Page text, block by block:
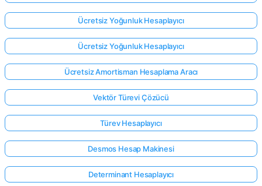
Buradan
yap!
Ücretsiz Yoğunluk Hesaplayıcı
Ücretsiz Yoğunluk Hesaplayıcı
Ücretsiz Amortisman Hesaplama Aracı
Vektör Türevi Çözücü
Türev Hesaplayıcı
Desmos Hesap Makinesi
Determinant Hesaplayıcı